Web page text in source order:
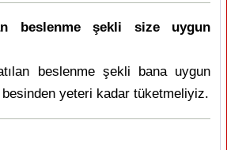
beslenme şekli size uygun
beslenme şekli bana uygun
yeteri kadar tüketmeliyiz.